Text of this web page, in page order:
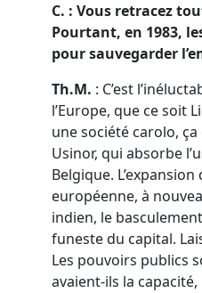
C. : Vous retracez
Pourtant, en 1983,
pour sauvegarder
Th.M. : C’est
l’Europe, que ce soit
une société carolo,
Usinor, qui absorbe
Belgique.
européenne, à
indien, le
funeste du capital.
Les pouvoirs publics
avaient-ils la